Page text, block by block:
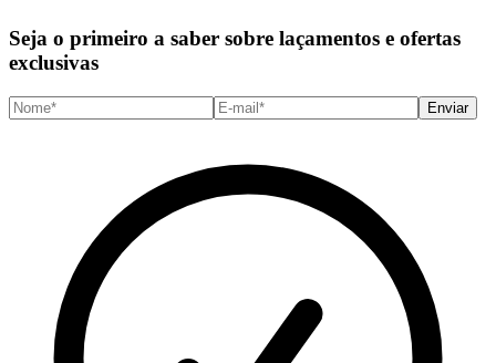
Seja o primeiro a saber sobre laçamentos e ofertas
exclusivas
Enviar